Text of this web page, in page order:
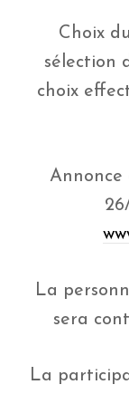
Choix
sélection
choix
La
sera
La